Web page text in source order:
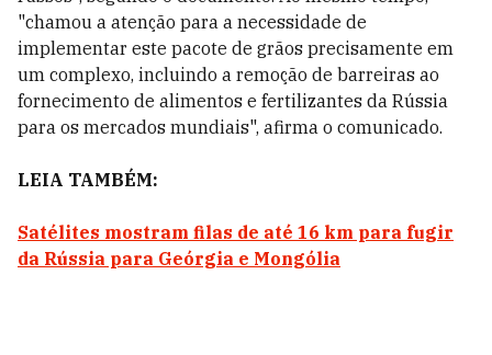
"chamou a atenção para a necessidade de
implementar este pacote de grãos precisamente em
um complexo, incluindo a remoção de barreiras ao
fornecimento de alimentos e fertilizantes da Rússia
para os mercados mundiais", afirma o comunicado.
LEIA TAMBÉM:
Satélites mostram filas de até 16 km para fugir
da Rússia para Geórgia e Mongólia